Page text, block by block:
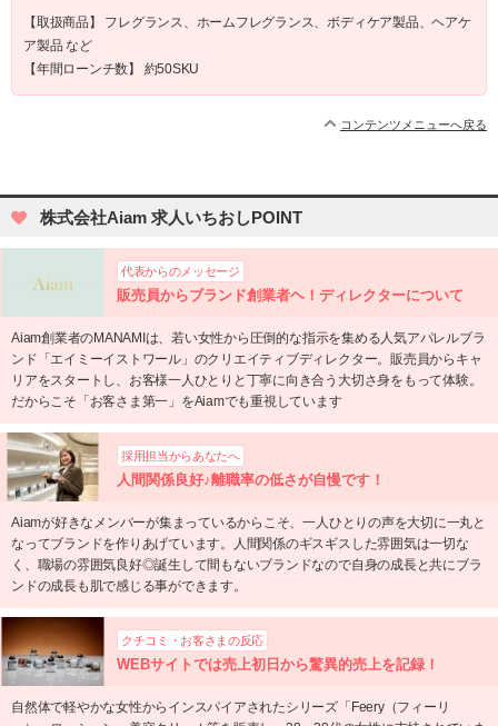
【取扱商品】 フレグランス、ホームフレグランス、ボディケア製品、ヘアケ
ア製品 など
【年間ローンチ数】 約50SKU
コンテンツメニューへ戻る
株式会社Aiam 求人いちおしPOINT
代表からのメッセージ
販売員からブランド創業者ヘ！ディレクターについて
Aiam創業者のMANAMIは、若い女性から圧倒的な指示を集める人気アパレルブラ
ンド「エイミーイストワール」のクリエイティブディレクター。販売員からキャ
リアをスタートし、お客様一人ひとりと丁寧に向き合う大切さ身をもって体験。
だからこそ「お客さま第一」をAiamでも重視しています
採用担当からあなたへ
人間関係良好♪離職率の低さが自慢です！
Aiamが好きなメンバーが集まっているからこそ、一人ひとりの声を大切に一丸と
なってブランドを作りあげています。人間関係のギスギスした雰囲気は一切な
く、職場の雰囲気良好◎誕生して間もないブランドなので自身の成長と共にブラ
ンドの成長も肌で感じる事ができます。
クチコミ・お客さまの反応
WEBサイトでは売上初日から驚異的売上を記録！
自然体で軽やかな女性からインスパイアされたシリーズ「Feery（フィーリ